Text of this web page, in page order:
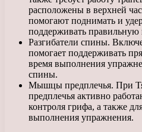
расположены в верхней
помогают поднимать и
поддерживать
Разгибатели спины.
помогает поддерживать
время выполнения
спины.
Мышцы предплечья. При
предплечья активно
контроля грифа, а также
выполнения упражнения.